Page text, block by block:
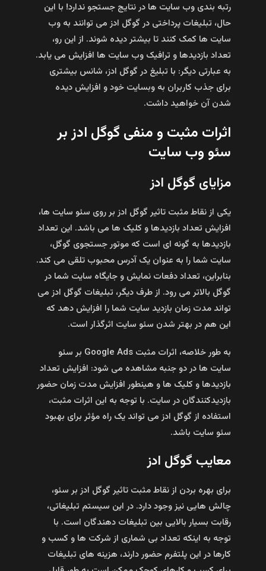
رتبه‌ بندی وب سایت‌ ها در نتایج جستجو ندارد! با این
حال، تبلیغات پرداختی در گوگل ادز می‌ توانند به وب
سایت‌ ها کمک کنند تا بیشتر دیده شوند. از این رو،
تعداد بازدیدها و ترافیک وب سایت‌ ها افزایش می‌ یابد.
به عبارتی دیگر: با تبلیغ در گوگل ادز، شانس بیشتری
برای جذب کاربران به وبسایت خود و افزایش دیده
شدن آن خواهید داشت.
اثرات مثبت و منفی گوگل ادز بر
سئو وب سایت
مزایای گوگل ادز
یکی از نقاط مثبت تاثیر گوگل ادز بر روی سئو سایت‌ ها،
افزایش تعداد بازدید‌ها و کلیک‌ ها می‌ باشد. این تعداد
بازدید‌ها به گونه‌ ای است که موتور جستجوی گوگل،
سایت شما را به عنوان یک آدرس محبوب تلقی می‌ کند.
بنابراین، تعداد دفعات نمایش و جایگاه سایت شما در
گوگل بالاتر می‌ رود. از طرف دیگر، تبلیغات گوگل ادز می‌
تواند مدت زمان بازدید سایت شما را افزایش دهد که
این هم در بهتر شدن سئو سایت اثرگذار است.
به طور خلاصه، اثرات مثبت Google Ads بر سئو
سایت‌ ها در دو جنبه مشاهده می‌ شود: افزایش تعداد
بازدید‌ها و کلیک‌ ها و هینطور افزایش مدت زمان حضور
بازدیدکنندگان در سایت. با توجه به این اثرات مثبت،
استفاده از گوگل ادز می‌ تواند یک راه مؤثر برای بهبود
سئو سایت باشد.
معایب گوگل ادز
برای بهره بردن از نقاط مثبت تاثیر گوگل ادز بر سئو،
چالش‌ هایی نیز وجود دارد. در این سیستم تبلیغاتی،
رقابت بسیار بالایی بین تبلیغات‌ دهندگان است. با
توجه به اینکه تعداد بی‌ شماری از شرکت‌ ها و کسب‌ و‌
کارها در این پلتفرم حضور دارند، هزینه‌ های تبلیغات